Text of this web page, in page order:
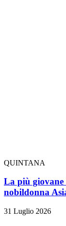
QUINTANA
La più giovane
nobildonna
31 Luglio 2026